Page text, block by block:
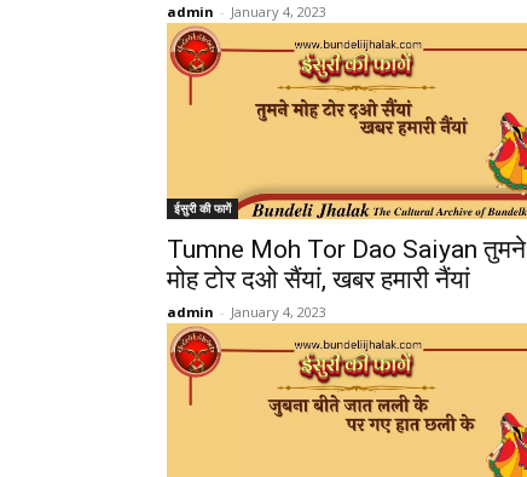
admin - January 4, 2023
ईसुरी की फागें
Tumne Moh Tor Dao Saiyan तुमने
मोह टोर दओ सैंयां, खबर हमारी नैंयां
admin - January 4, 2023